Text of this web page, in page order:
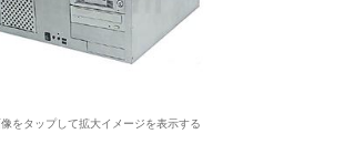
をタップして拡大イメージを表示する